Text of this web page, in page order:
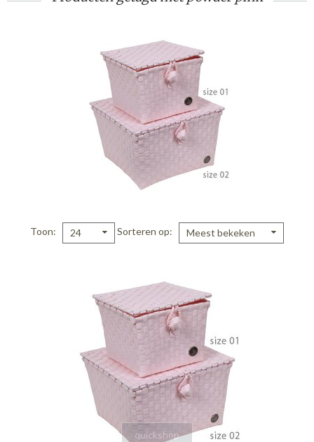
Toon 24 Sorteren op Meest bekeken
quickshop